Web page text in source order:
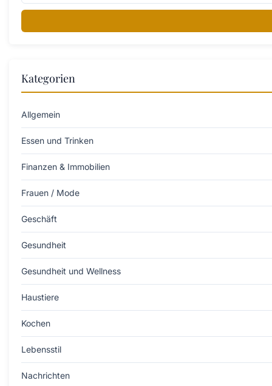
Kategorien
Allgemein
Essen und Trinken
Finanzen & Immobilien
Frauen / Mode
Geschäft
Gesundheit
Gesundheit und Wellness
Haustiere
Kochen
Lebensstil
Nachrichten